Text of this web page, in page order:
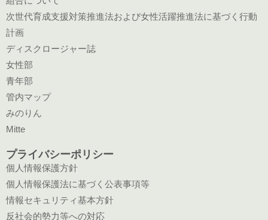
次世代育成支援対策推進法および女性活躍推進法に基づく行動
計画
ディスクロージャー誌
女性部
青年部
管内マップ
みのりん
Mitte
プライバシーポリシー
個人情報保護方針
個人情報保護法に基づく公表事項等
情報セキュリティ基本方針
反社会的勢力等への対応